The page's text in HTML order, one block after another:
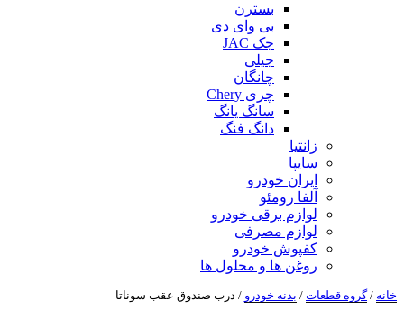
بسترن
بی وای دی
جک JAC
جیلی
چانگان
چری Chery
سانگ یانگ
دانگ فنگ
زانتیا
سایپا
ایران خودرو
آلفا رومئو
لوازم برقی خودرو
لوازم مصرفی
کفپوش خودرو
روغن ها و محلول ها
خانه /گروه قطعات / بدنه خودرو / درب صندوق عقب سوناتا